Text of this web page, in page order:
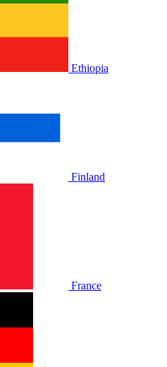
Ethiopia
Finland
France